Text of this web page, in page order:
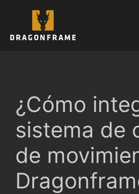
contenido
¿Cómo
sistema de
de